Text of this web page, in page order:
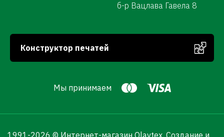
б-р Вацлава Гавела 8
Конструктор печатей
Мы принимаем
1991-2026 © Интернет-магазин Olavtex. Создание и